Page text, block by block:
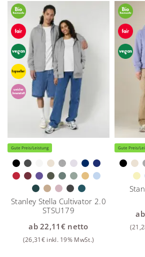
Gute Preis/Leistung
Stanley Stella Cultivator 2.0
STSU179
ab22,11 €netto
(26,31€ inkl. 19% MwSt.)
Gute Preis/
ab
(